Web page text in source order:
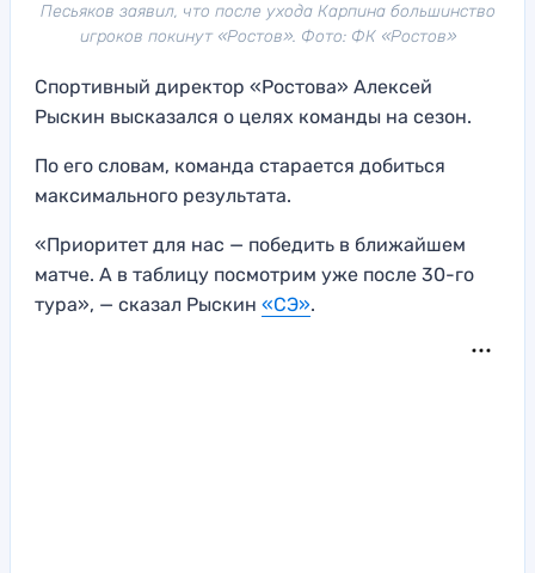
Песьяков заявил, что после ухода Карпина большинство
игроков покинут «Ростов». Фото: ФК «Ростов»
Спортивный директор «Ростова» Алексей
Рыскин высказался о целях команды на сезон.
По его словам, команда старается добиться
максимального результата.
«Приоритет для нас — победить в ближайшем
матче. А в таблицу посмотрим уже после 30-го
тура», — сказал Рыскин «СЭ».